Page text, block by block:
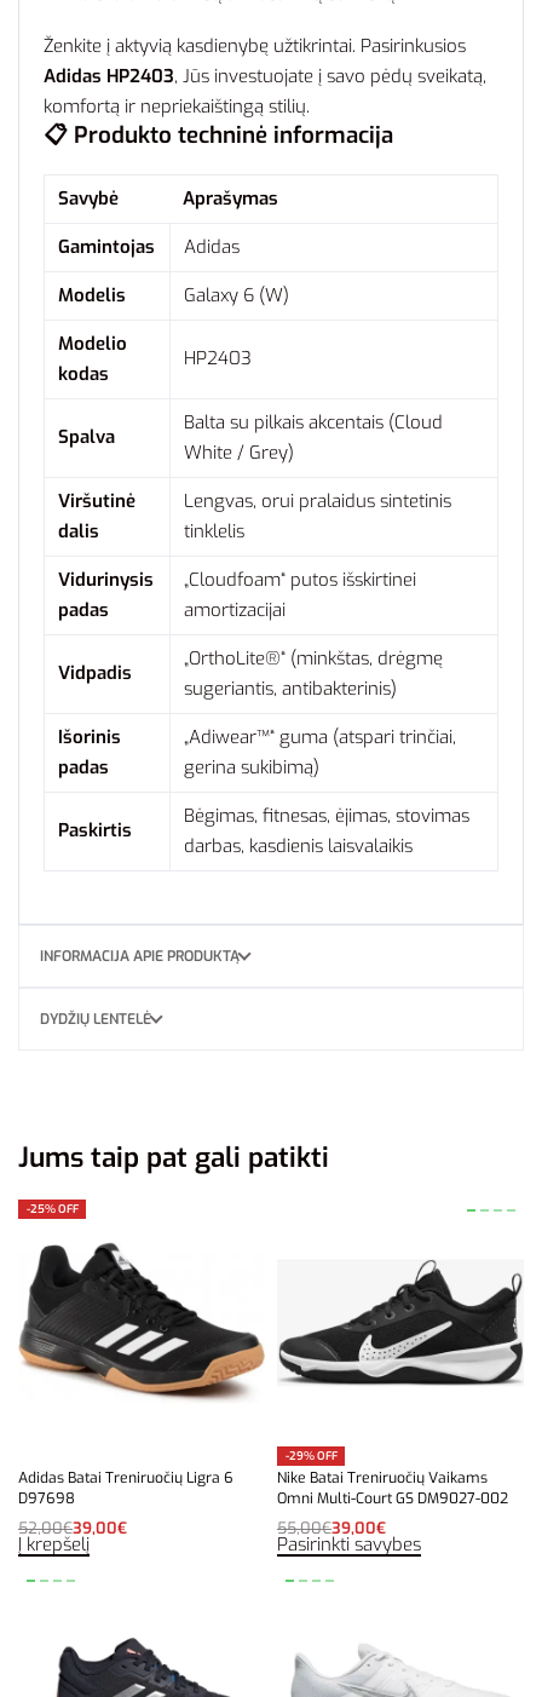
Ženkite į aktyvią kasdienybę užtikrintai. Pasirinkusios
Adidas HP2403, Jūs investuojate į savo pėdų sveikatą,
komfortą ir nepriekaištingą stilių.
📋 Produkto techninė informacija
Savybė
Aprašymas
Gamintojas
Adidas
Modelis
Galaxy 6 (W)
Modelio
kodas
HP2403
Spalva
Balta su pilkais akcentais (Cloud
White / Grey)
Viršutinė
dalis
Lengvas, orui pralaidus sintetinis
tinklelis
Vidurinysis
padas
„Cloudfoam“ putos išskirtinei
amortizacijai
Vidpadis
„OrthoLite®“ (minkštas, drėgmę
sugeriantis, antibakterinis)
Išorinis
padas
„Adiwear™“ guma (atspari trinčiai,
gerina sukibimą)
Paskirtis
Bėgimas, fitnesas, ėjimas, stovimas
darbas, kasdienis laisvalaikis
INFORMACIJA APIE PRODUKTĄ
DYDŽIŲ LENTELĖ
Jums taip pat gali patikti
-25% OFF
Adidas Batai Treniruočių Ligra 6
D97698
52,00€39,00€
Į krepšelį
-29% OFF
Nike Batai Treniruočių Vaikams
Omni Multi-Court GS DM9027-002
55,00€39,00€
Pasirinkti savybes